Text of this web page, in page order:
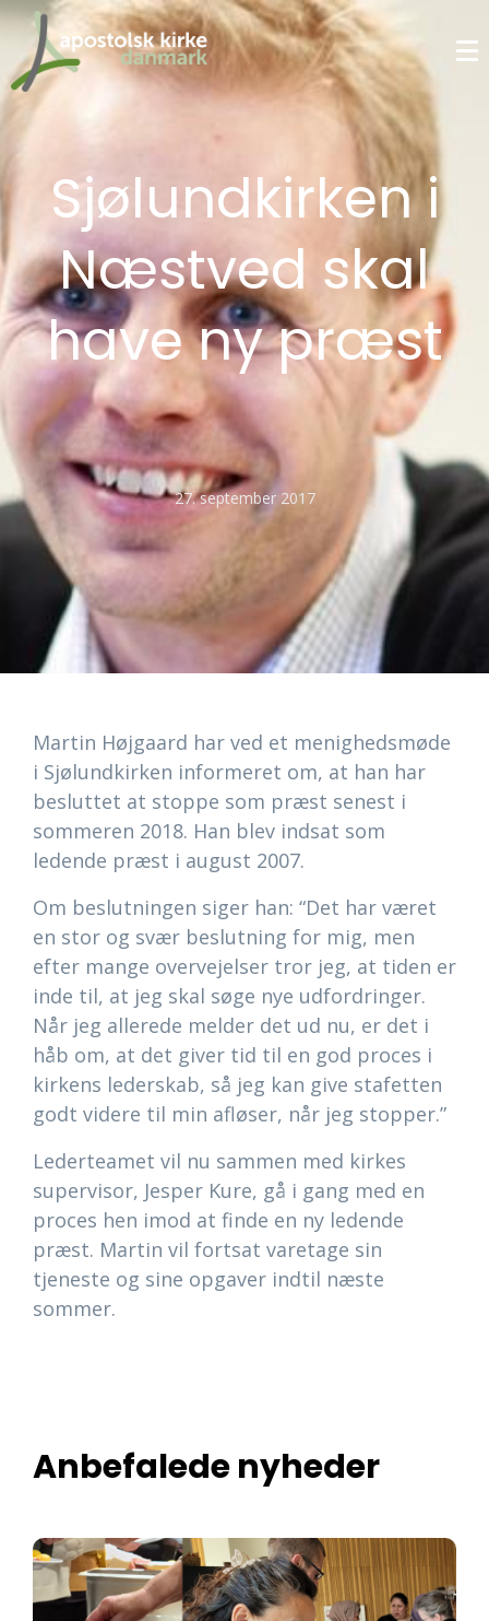
Sjølundkirken i
Næstved skal
have ny præst
27. september 2017
Martin Højgaard har ved et menighedsmøde
i Sjølundkirken informeret om, at han har
besluttet at stoppe som præst senest i
sommeren 2018. Han blev indsat som
ledende præst i august 2007.
Om beslutningen siger han: “Det har været
en stor og svær beslutning for mig, men
efter mange overvejelser tror jeg, at tiden er
inde til, at jeg skal søge nye udfordringer.
Når jeg allerede melder det ud nu, er det i
håb om, at det giver tid til en god proces i
kirkens lederskab, så jeg kan give stafetten
godt videre til min afløser, når jeg stopper.”
Lederteamet vil nu sammen med kirkes
supervisor, Jesper Kure, gå i gang med en
proces hen imod at finde en ny ledende
præst. Martin vil fortsat varetage sin
tjeneste og sine opgaver indtil næste
sommer.
Anbefalede nyheder